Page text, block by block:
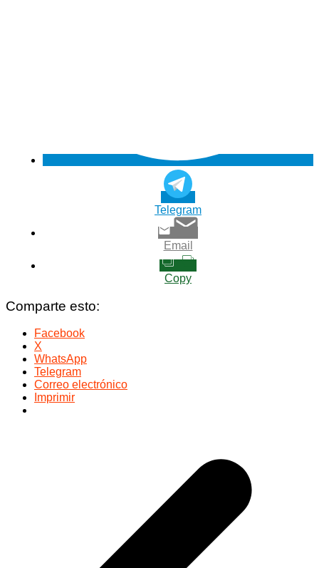
Telegram
Email
Copy
Comparte esto:
Facebook
X
WhatsApp
Telegram
Correo electrónico
Imprimir